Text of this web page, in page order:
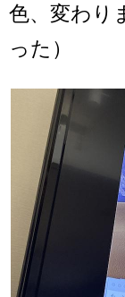
色、変わり
った）